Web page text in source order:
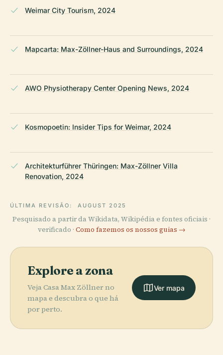
Weimar City Tourism, 2024
Mapcarta: Max-Zöllner-Haus and Surroundings, 2024
AWO Physiotherapy Center Opening News, 2024
Kosmopoetin: Insider Tips for Weimar, 2024
Architekturführer Thüringen: Max-Zöllner Villa
Renovation, 2024
ÚLTIMA REVISÃO: AUGUST 2025
Pesquisado a partir da Wikidata, Wikipédia e fontes oficiais ·
verificado · Como fazemos os nossos guias →
Explore a zona
Veja Casa Max Zöllner no
mapa e descubra o que há
por perto.
Ver mapa